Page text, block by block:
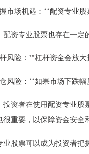
市场机遇：**配资专业股
配资专业股票也存在一定
风险：**杠杆资金会放大
风险：**如果市场下跌幅
投资者在使用配资专业股
很重要，以保障资金安全
业股票可以成为投资者把